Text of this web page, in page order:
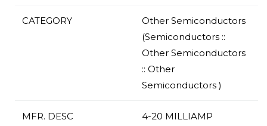
CATEGORY
Other Semiconductors
(Semiconductors ::
Other Semiconductors
:: Other
Semiconductors )
MFR. DESC
4-20 MILLIAMP